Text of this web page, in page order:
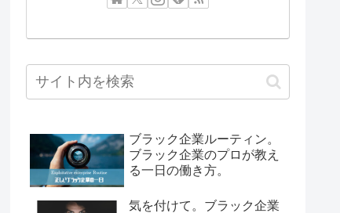
ブラック企業ルーティン。
ブラック企業のプロが教え
る一日の働き方。
気を付けて。ブラック企業